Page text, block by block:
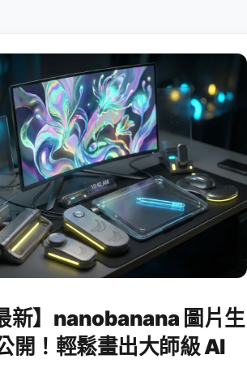
新】nanobanana 圖片生
開！輕鬆畫出大師級 AI